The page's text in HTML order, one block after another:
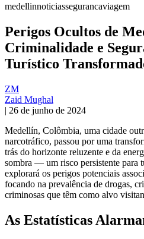
medellinnoticiassegurancaviagem
Perigos Ocultos de
Criminalidade e
Turístico
ZM
Zaid Mughal
| 26 de junho de 2024
Medellín, Colômbia, uma cidade
narcotráfico, passou por uma
trás do horizonte reluzente e da
sombra — um risco persistente para
explorará os perigos potenciais
focando na prevalência de drogas,
criminosas que têm como alvo
As Estatísticas